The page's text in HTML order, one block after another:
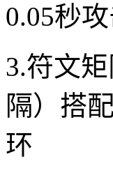
0.05秒
3.符文
隔）搭
环